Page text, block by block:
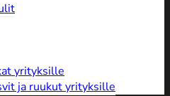
yrityksille
ja ruukut yrityksille